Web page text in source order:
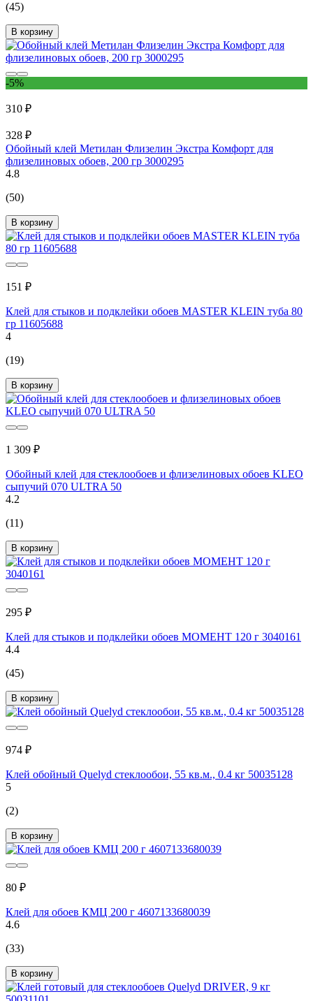
(45)
В корзину
-5%
310 ₽
328 ₽
Обойный клей Метилан Флизелин Экстра Комфорт для
флизелиновых обоев, 200 гр 3000295
4.8
(50)
В корзину
151 ₽
Клей для стыков и подклейки обоев MASTER KLEIN туба 80
гр 11605688
4
(19)
В корзину
1 309 ₽
Обойный клей для стеклообоев и флизелиновых обоев KLEO
сыпучий 070 ULTRA 50
4.2
(11)
В корзину
295 ₽
Клей для стыков и подклейки обоев МОМЕНТ 120 г 3040161
4.4
(45)
В корзину
974 ₽
Клей обойный Quelyd стеклообои, 55 кв.м., 0.4 кг 50035128
5
(2)
В корзину
80 ₽
Клей для обоев КМЦ 200 г 4607133680039
4.6
(33)
В корзину